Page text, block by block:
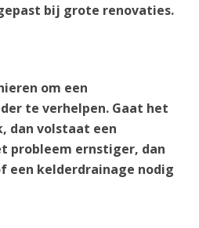
bij grote renovaties.
om een
te verhelpen. Gaat het
dan volstaat een
probleem ernstiger, dan
een kelderdrainage nodig